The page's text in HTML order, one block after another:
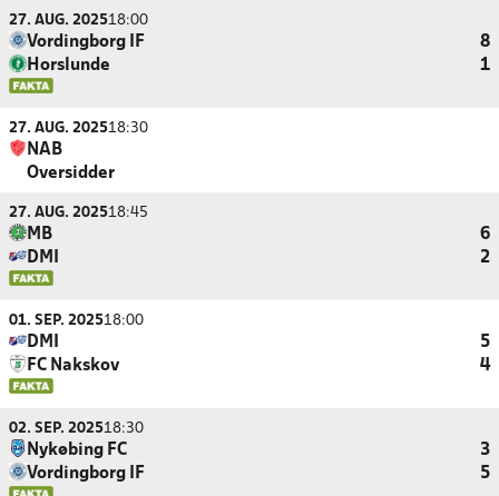
27. AUG. 202518:00
Vordingborg IF
8
Horslunde
1
27. AUG. 202518:30
NAB
Oversidder
27. AUG. 202518:45
MB
6
DMI
2
01. SEP. 202518:00
DMI
5
FC Nakskov
4
02. SEP. 202518:30
Nykøbing FC
3
Vordingborg IF
5